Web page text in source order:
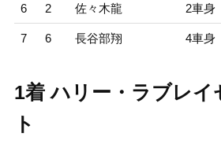
6 2 佐々木龍 2車身
7 6 長谷部翔 4車身
1着 ハリー・ラブレイ
ト